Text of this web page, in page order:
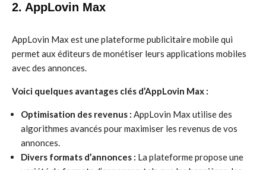
2. AppLovin Max
AppLovin Max est une plateforme publicitaire mobile qui
permet aux éditeurs de monétiser leurs applications mobiles
avec des annonces.
Voici quelques avantages clés d’AppLovin Max :
Optimisation des revenus : AppLovin Max utilise des
algorithmes avancés pour maximiser les revenus de vos
annonces.
Divers formats d’annonces : La plateforme propose une